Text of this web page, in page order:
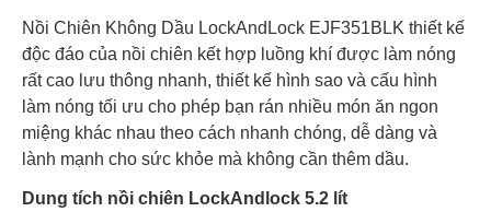
Nồi Chiên Không Dầu LockAndLock EJF351BLK thiết kế
độc đáo của nồi chiên kết hợp luồng khí được làm nóng
rất cao lưu thông nhanh, thiết kế hình sao và cấu hình
làm nóng tối ưu cho phép bạn rán nhiều món ăn ngon
miệng khác nhau theo cách nhanh chóng, dễ dàng và
lành mạnh cho sức khỏe mà không cần thêm dầu.
Dung tích nồi chiên LockAndlock 5.2 lít